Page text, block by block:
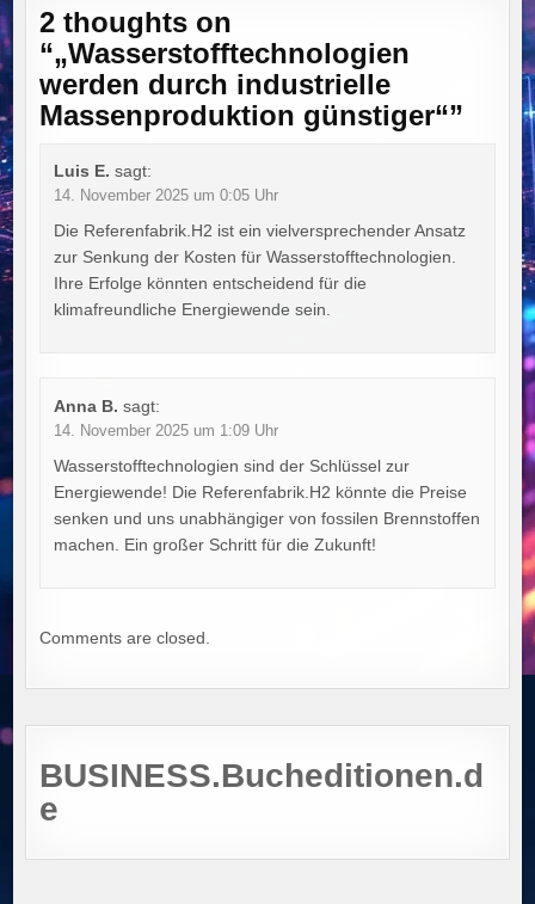
2 thoughts on
“„Wasserstofftechnologien
werden durch industrielle
Massenproduktion günstiger“”
Luis E. sagt:
14. November 2025 um 0:05 Uhr
Die Referenfabrik.H2 ist ein vielversprechender Ansatz
zur Senkung der Kosten für Wasserstofftechnologien.
Ihre Erfolge könnten entscheidend für die
klimafreundliche Energiewende sein.
Anna B. sagt:
14. November 2025 um 1:09 Uhr
Wasserstofftechnologien sind der Schlüssel zur
Energiewende! Die Referenfabrik.H2 könnte die Preise
senken und uns unabhängiger von fossilen Brennstoffen
machen. Ein großer Schritt für die Zukunft!
Comments are closed.
BUSINESS.Bucheditionen.d
e